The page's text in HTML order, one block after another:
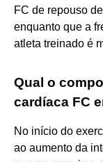
FC de repouso
enquanto que a
atleta treinado é
Qual o
cardíaca FC
No início do
ao aumento da